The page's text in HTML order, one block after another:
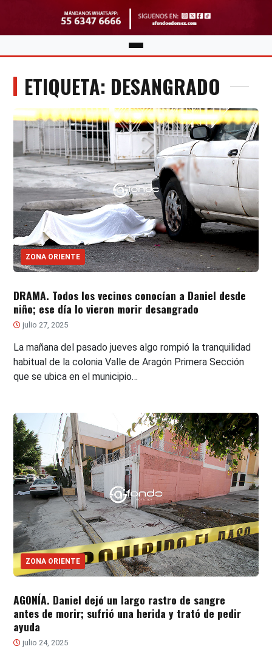
ETIQUETA: DESANGRADO
ZONA ORIENTE
DRAMA. Todos los vecinos conocían a Daniel desde
niño; ese día lo vieron morir desangrado
julio 27, 2025
La mañana del pasado jueves algo rompió la tranquilidad
habitual de la colonia Valle de Aragón Primera Sección
que se ubica en el municipio…
ZONA ORIENTE
AGONÍA. Daniel dejó un largo rastro de sangre
antes de morir; sufrió una herida y trató de pedir
ayuda
julio 24, 2025